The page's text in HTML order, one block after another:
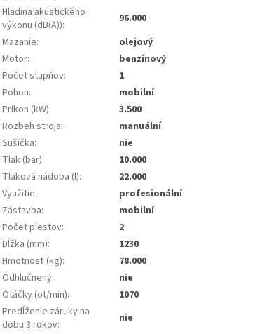
Hladina akustického
výkonu (dB(A)):
96.000
Mazanie:
olejový
Motor:
benzínový
Počet stupňov:
1
Pohon:
mobilní
Príkon (kW):
3.500
Rozbeh stroja:
manuální
Sušička:
nie
Tlak (bar):
10.000
Tlaková nádoba (l):
22.000
Využitie:
profesionální
Zástavba:
mobilní
Počet piestov:
2
Dĺžka (mm):
1230
Hmotnosť (kg):
78.000
Odhlučnený:
nie
Otáčky (ot/min):
1070
Predĺženie záruky na
dobu 3 rokov:
nie